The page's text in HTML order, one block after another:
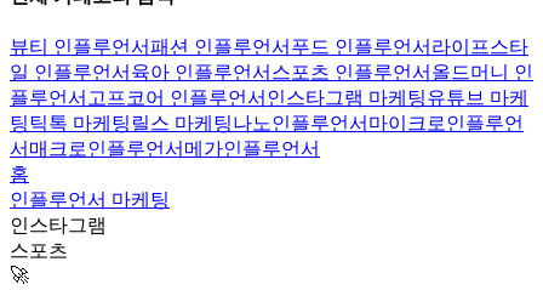
뷰티 인플루언서패션 인플루언서 푸드 인플루언서 라이프스타
일 인플루언서 육아 인플루언서 스포츠 인플루언서 올드머니 인
플루언서 고프코어 인플루언서 인스타그램 마케팅유튜브 마케
팅틱톡 마케팅 릴스 마케팅나노인플루언서 마이크로인플루언
서 매크로인플루언서 메가인플루언서
홈
인플루언서 마케팅
인스타그램
스포츠
🚀